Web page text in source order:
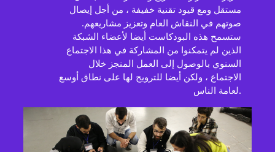
مستقل ومع قيود تقنية خفيفة ، من أجل إيصال
صوتهم في النقاش العام وتعزيز مشاريعهم.
ستسمح هذه البودكاست أيضا لأعضاء الشبكة
الذين لم يتمكنوا من المشاركة في هذا الاجتماع
السنوي بالوصول إلى العمل المنجز خلال
الاجتماع ، ولكن أيضا للترويج لها على نطاق أوسع
لعامة الناس.